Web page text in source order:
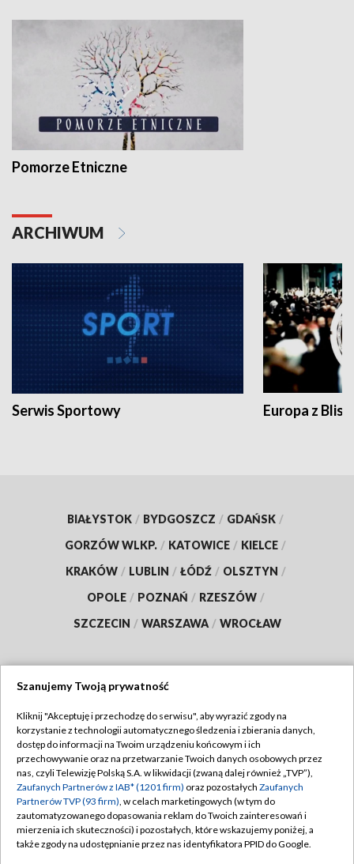
Pomorze Etniczne
ARCHIWUM
Serwis Sportowy Europa z
BIAŁYSTOK / BYDGOSZCZ / GDAŃSK /
GORZÓW WLKP. / KATOWICE / KIELCE /
KRAKÓW / LUBLIN / ŁÓDŹ / OLSZTYN /
OPOLE / POZNAŃ / RZESZÓW /
SZCZECIN / WARSZAWA / WROCŁAW
TVP
Abonament TVP
Emisja w TVP
Centrum informacji TVP
Naziemna Telewizja Cyfrowa
Regulamin TVP
Polityka prywatności
Moje zgody
Pomoc
Szanujemy Twoją prywatność
Kliknij "Akceptuję i przechodzę do serwisu", aby wyrazić zgody na
korzystanie z technologii automatycznego śledzenia i zbierania danych,
dostęp do informacji na Twoim urządzeniu końcowym i ich
przechowywanie oraz na przetwarzanie Twoich danych osobowych przez
nas, czyli Telewizję Polską S.A. w likwidacji (zwaną dalej również „TVP”),
Zaufanych Partnerów z IAB* (1201 firm) oraz pozostałych Zaufanych
Partnerów TVP (93 firm), w celach marketingowych (w tym do
zautomatyzowanego dopasowania reklam do Twoich zainteresowań i
mierzenia ich skuteczności) i pozostałych, które wskazujemy poniżej, a
także zgody na udostępnianie przez nas identyfikatora PPID do Google.